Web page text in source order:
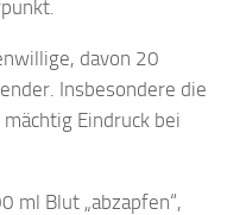
davon 20
Insbesondere die
Eindruck bei
ml Blut „abzapfen“,